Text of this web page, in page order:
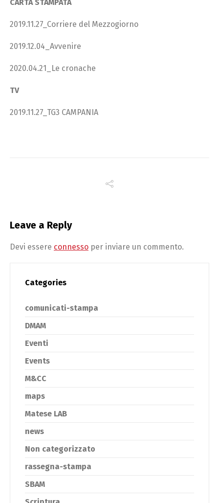
CARTA STAMPATA
2019.11.27_Corriere del Mezzogiorno
2019.12.04_Avvenire
2020.04.21_Le cronache
TV
2019.11.27_TG3 CAMPANIA
Leave a Reply
Devi essere connesso per inviare un commento.
Categories
comunicati-stampa
DMAM
Eventi
Events
M&CC
maps
Matese LAB
news
Non categorizzato
rassegna-stampa
SBAM